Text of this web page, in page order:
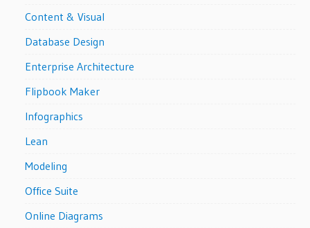
Content & Visual
Database Design
Enterprise Architecture
Flipbook Maker
Infographics
Lean
Modeling
Office Suite
Online Diagrams